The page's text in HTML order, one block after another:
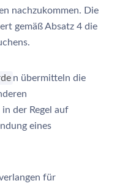
nachzukommen. Die
gemäß Absatz 4 die
n übermitteln die
der Regel auf
eines
für